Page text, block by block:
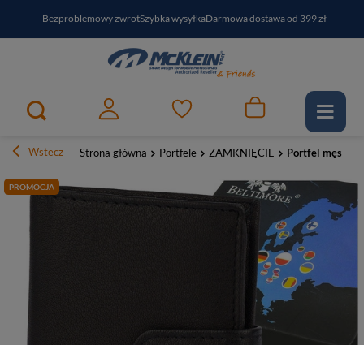
Bezproblemowy zwrotSzybka wysyłkaDarmowa dostawa od 399 zł
PayPo - kup i zapłać za30 dniZapisz się do newslettera i odbierz RABAT
Wstecz Strona główna Portfele ZAMKNIĘCIE Portfel męski
PROMOCJA